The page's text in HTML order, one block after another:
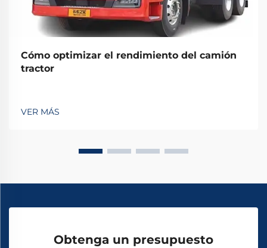
Cómo optimizar el rendimiento del camión
tractor
VER MÁS
Obtenga un presupuesto